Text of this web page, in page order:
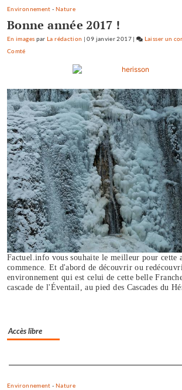
Environnement - Nature
Bonne année 2017 !
En images parLa rédaction |09 janvier 2017| Laisser un
Comté
Factuel.info vous souhaite le meilleur pour cette
commence. Et d'abord de découvrir ou
environnement qui est celui de cette belle
cascade de l'Éventail, au pied des Cascades du
Accès libre
Separateur
Environnement - Nature